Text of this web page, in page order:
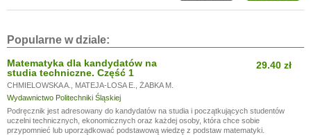
Popularne w dziale:
Matematyka dla kandydatów na
studia techniczne. Część 1
CHMIELOWSKA A. MATEJA-LOSA E.
ŻABKA M.
Wydawnictwo Politechniki Śląskiej
29.40 zł
Podręcznik jest adresowany do kandydatów na studia i początkujących studentów
uczelni technicznych, ekonomicznych oraz każdej osoby, która chce sobie
przypomnieć lub uporządkować podstawową wiedzę z podstaw matematyki.